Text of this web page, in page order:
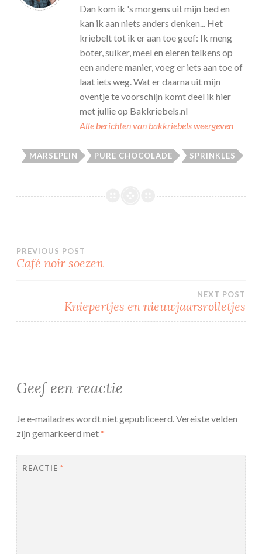
Dan kom ik 's morgens uit mijn bed en
kan ik aan niets anders denken... Het
kriebelt tot ik er aan toe geef: Ik meng
boter, suiker, meel en eieren telkens op
een andere manier, voeg er iets aan toe of
laat iets weg. Wat er daarna uit mijn
oventje te voorschijn komt deel ik hier
met jullie op Bakkriebels.nl
Alle berichten van bakkriebels weergeven
MARSEPEIN PURE CHOCOLADE SPRINKLES
Bericht
PREVIOUS POST
Café noir soezen
NEXT POST
Kniepertjes en nieuwjaarsrolletjes
Geef een reactie
Je e-mailadres wordt niet gepubliceerd.Vereiste velden
zijn gemarkeerd met*
REACTIE *